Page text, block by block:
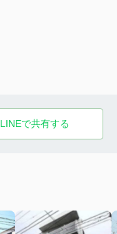
LINEで共有する